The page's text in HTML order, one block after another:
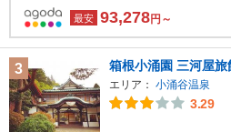
最安 93,278円～
3 箱根小涌園 三河屋旅
エリア： 小涌谷温泉
3.29